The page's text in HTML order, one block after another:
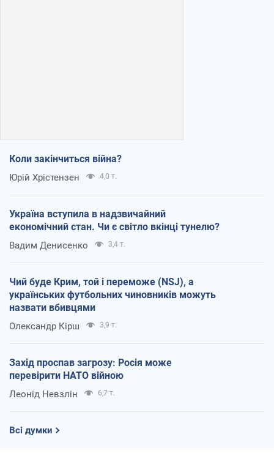
Коли закінчиться війна?
Юрій Хрістензен 4,0 т.
Україна вступила в надзвичайний
економічний стан. Чи є світло вкінці тунелю?
Вадим Денисенко 3,4 т.
Чий буде Крим, той і переможе (NSJ), а
українських футбольних чиновників можуть
назвати вбивцями
Олександр Кірш 3,9 т.
Захід проспав загрозу: Росія може
перевірити НАТО війною
Леонід Невзлін 6,7 т.
Всі думки